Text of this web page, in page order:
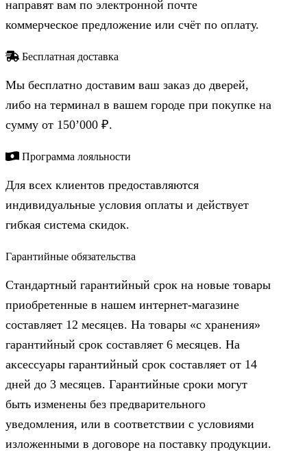
направят вам по электронной почте
коммерческое предложение или счёт по оплату.
Бесплатная доставка
Мы бесплатно доставим ваш заказ до дверей,
либо на терминал в вашем городе при покупке на
сумму от 150’000 ₽.
Программа лояльности
Для всех клиентов предоставляются
индивидуальные условия оплаты и действует
гибкая система скидок.
Гарантийные обязательства
Стандартный гарантийный срок на новые товары
приобретенные в нашем интернет-магазине
составляет 12 месяцев. На товары «с хранения»
гарантийный срок составляет 6 месяцев. На
аксессуары гарантийный срок составляет от 14
дней до 3 месяцев. Гарантийные сроки могут
быть изменены без предварительного
уведомления, или в соответствии с условиями
изложенными в договоре на поставку продукции.